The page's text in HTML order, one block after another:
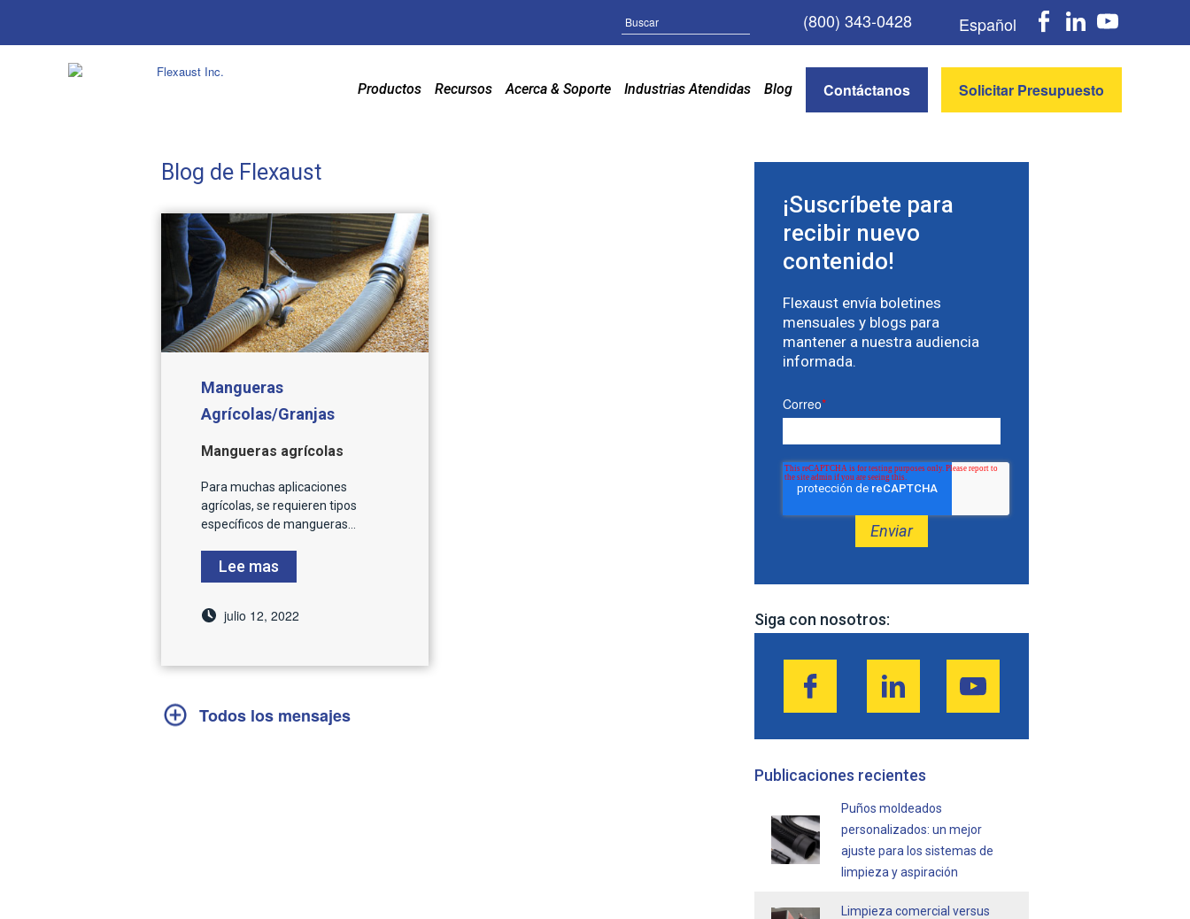
(800) 343-0428 Español
Productos Recursos Acerca & Soporte Industrias Atendidas Blog Contáctanos Solicitar Presupuesto
Blog de Flexaust
Mangueras
Agrícolas/Granjas
Mangueras agrícolas
Para muchas aplicaciones
agrícolas, se requieren tipos
específicos de mangueras...
Lee mas
julio 12, 2022
Todos los mensajes
¡Suscríbete para
recibir nuevo
contenido!
Flexaust envía boletines
mensuales y blogs para
mantener a nuestra audiencia
informada.
Correo*
Siga con nosotros:
Publicaciones recientes
Puños moldeados
personalizados: un mejor
ajuste para los sistemas de
limpieza y aspiración
Limpieza comercial versus